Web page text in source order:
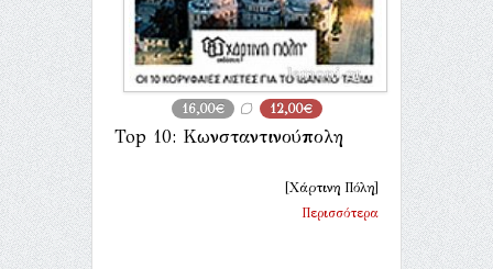
16,00€ 12,00€
Top 10: Κωνσταντινούπολη
[Χάρτινη Πόλη]
Περισσότερα